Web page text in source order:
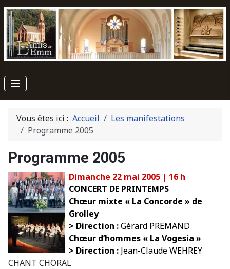
Vous êtes ici : Accueil
Les manifestations
Programme 2005
Programme 2005
Dimanche 22 mai 2005 | 16 h
CONCERT DE PRINTEMPS
Chœur mixte « La Concorde » de
Grolley
> Direction :Gérard PREMAND
Chœur d’hommes « La Vogesia »
> Direction : Jean-Claude WEHREY
CHANT CHORAL